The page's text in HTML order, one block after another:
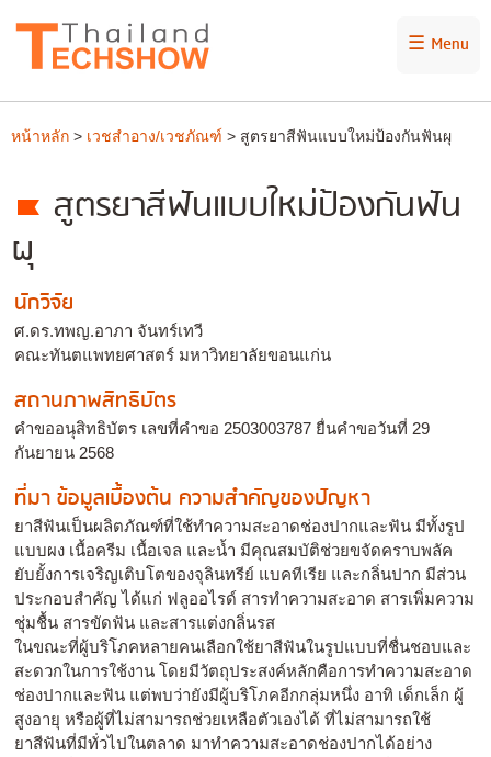
☰ Menu
หน้าหลัก > เวชสำอาง/เวชภัณฑ์ > สูตรยาสีฟันแบบใหม่ป้องกันฟันผุ
สูตรยาสีฟันแบบใหม่ป้องกันฟัน
ผุ
นักวิจัย
ศ.ดร.ทพญ.อาภา จันทร์เทวี
คณะทันตแพทยศาสตร์ มหาวิทยาลัยขอนแก่น
สถานภาพสิทธิบัตร
คำขออนุสิทธิบัตร เลขที่คำขอ 2503003787 ยื่นคำขอวันที่ 29
กันยายน 2568
ที่มา ข้อมูลเบื้องต้น ความสำคัญของปัญหา
ยาสีฟันเป็นผลิตภัณฑ์ที่ใช้ทำความสะอาดช่องปากและฟัน มีทั้งรูป
แบบผง เนื้อครีม เนื้อเจล และน้ำ มีคุณสมบัติช่วยขจัดคราบพลัค
ยับยั้งการเจริญเติบโตของจุลินทรีย์ แบคทีเรีย และกลิ่นปาก มีส่วน
ประกอบสำคัญ ได้แก่ ฟลูออไรด์ สารทำความสะอาด สารเพิ่มความ
ชุ่มชื้น สารขัดฟัน และสารแต่งกลิ่นรส
ในขณะที่ผู้บริโภคหลายคนเลือกใช้ยาสีฟันในรูปแบบที่ชื่นชอบและ
สะดวกในการใช้งาน โดยมีวัตถุประสงค์หลักคือการทำความสะอาด
ช่องปากและฟัน แต่พบว่ายังมีผู้บริโภคอีกกลุ่มหนึ่ง อาทิ เด็กเล็ก ผู้
สูงอายุ หรือผู้ที่ไม่สามารถช่วยเหลือตัวเองได้ ที่ไม่สามารถใช้
ยาสีฟันที่มีทั่วไปในตลาด มาทำความสะอาดช่องปากได้อย่าง